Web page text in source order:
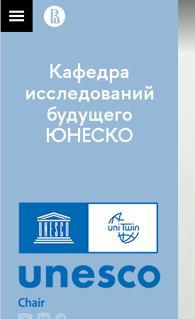
Кафедра
исследований
будущего
ЮНЕСКО